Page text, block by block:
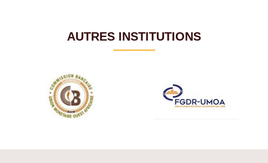
AUTRES INSTITUTIONS